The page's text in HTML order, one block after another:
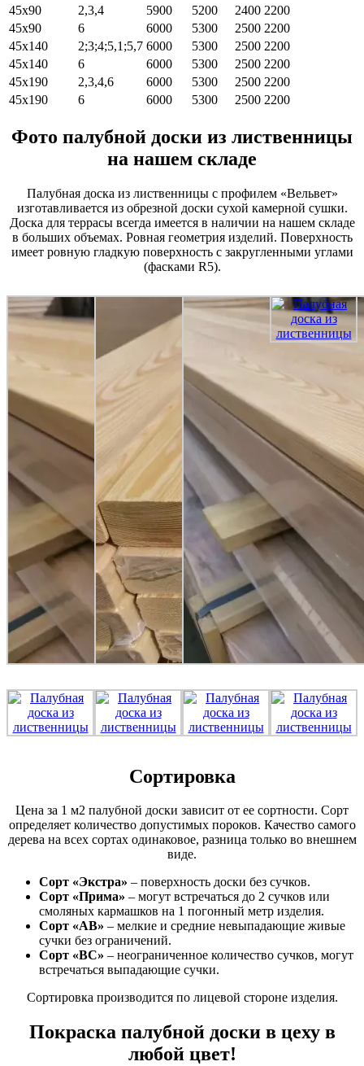
45х90
2,3,4 5900 5200 2400 2200
45х90
6 6000 5300 2500 2200
45х140
2;3;4;5,1;5,7 6000 5300 2500 2200
45х140
6 6000 5300 2500 2200
45х190
2,3,4,6 6000 5300 2500 2200
45х190
6 6000 5300 2500 2200
Фото палубной доски из лиственницы
на нашем складе
Палубная доска из лиственницы с профилем «Вельвет»
изготавливается из обрезной доски сухой камерной сушки.
Доска для террасы всегда имеется в наличии на нашем складе
в больших объемах. Ровная геометрия изделий. Поверхность
имеет ровную гладкую поверхность с закругленными углами
(фасками R5).
Сортировка
Цена за 1 м2 палубной доски зависит от ее сортности. Сорт
определяет количество допустимых пороков. Качество самого
дерева на всех сортах одинаковое, разница только во внешнем
виде.
Сорт «Экстра» – поверхность доски без сучков.
Сорт «Прима» – могут встречаться до 2 сучков или
смоляных кармашков на 1 погонный метр изделия.
Сорт «АВ» – мелкие и средние невыпадающие живые
сучки без ограничений.
Сорт «ВС» – неограниченное количество сучков, могут
встречаться выпадающие сучки.
Сортировка производится по лицевой стороне изделия.
Покраска палубной доски в цеху в
любой цвет!